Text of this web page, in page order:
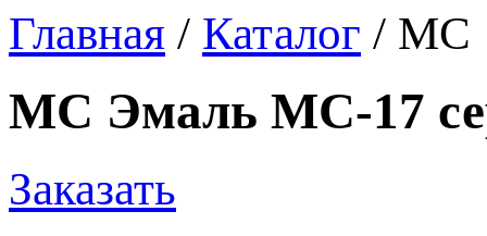
Главная / Каталог / МС
МС Эмаль МС-17
Заказать